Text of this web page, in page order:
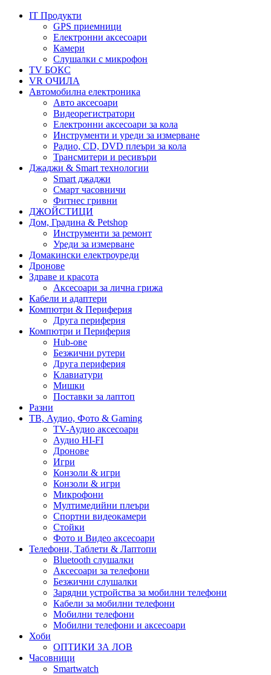
IT Продукти
GPS приемници
Електронни аксесоари
Камери
Слушалки с микрофон
TV БОКС
VR ОЧИЛА
Автомобилна електроника
Авто аксесоари
Видеорегистратори
Електронни аксесоари за кола
Инструменти и уреди за измерване
Радио, CD, DVD плеъри за кола
Трансмитери и ресивъри
Джаджи & Smart технологии
Smart джаджи
Смарт часовничи
Фитнес гривни
ДЖОЙСТИЦИ
Дом, Градина & Petshop
Инструменти за ремонт
Уреди за измерване
Домакински електроуреди
Дронове
Здраве и красота
Аксесоари за лична грижа
Кабели и адаптери
Компютри & Периферия
Друга периферия
Компютри и Периферия
Hub-ове
Безжични рутери
Друга периферия
Клавиатури
Мишки
Поставки за лаптоп
Разни
ТВ, Аудио, Фото & Gaming
TV-Аудио аксесоари
Аудио HI-FI
Дронове
Игри
Конзоли & игри
Конзоли & игри
Микрофони
Мултимедийни плеъри
Спортни видеокамери
Стойки
Фото и Видео аксесоари
Телефони, Таблети & Лаптопи
Bluetooth слушалки
Аксесоари за телефони
Безжични слушалки
Зарядни устройства за мобилни телефони
Кабели за мобилни телефони
Мобилни телефони
Мобилни телефони и аксесоари
Хоби
ОПТИКИ ЗА ЛОВ
Часовници
Smartwatch